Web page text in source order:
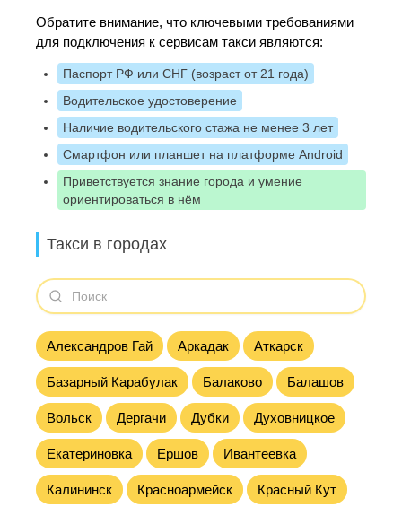
Обратите внимание, что ключевыми требованиями
для подключения к сервисам такси являются:
Паспорт РФ или СНГ (возраст от 21 года)
Водительское удостоверение
Наличие водительского стажа не менее 3 лет
Смартфон или планшет на платформе Android
Приветствуется знание города и умение
ориентироваться в нём
Такси в городах
Александров Гай Аркадак Аткарск
Базарный Карабулак Балаково Балашов
Вольск Дергачи Дубки Духовницкое
Екатериновка Ершов Ивантеевка
Калининск Красноармейск Красный Кут